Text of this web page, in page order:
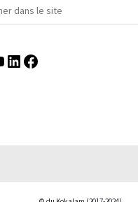
YouTubeLinkedIn